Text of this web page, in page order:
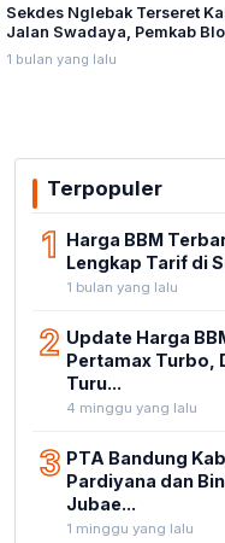
Sekdes Nglebak Terseret
Jalan Swadaya, Pemkab
Sebut Pendampingan Hukum
Bukan Kewenangannya
1 bulan yang lalu
Terpopuler
1 Harga BBM
Lengkap Tarif di
1 bulan yang lalu
2 Update Harga
Pertamax Turbo,
Turu...
4 minggu yang lalu
3 PTA Bandung
Pardiyana dan
Jubae...
1 minggu yang lalu